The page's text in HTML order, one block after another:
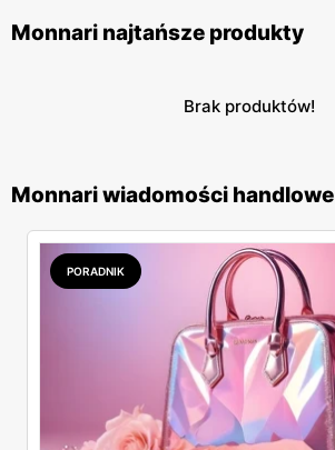
Monnari najtańsze produkty
Brak produktów!
Monnari wiadomości handlowe
PORADNIK